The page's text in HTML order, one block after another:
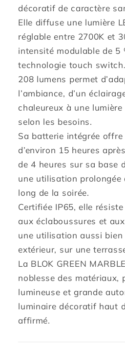
décoratif de caractère
Elle diffuse une lumière
réglable entre 2700K et
intensité modulable de 5
technologie touch
208 lumens permet
l’ambiance, d’un
chaleureux à une
selon les besoins.
Sa batterie intégrée
d’environ 15 heures
de 4 heures sur sa base
une utilisation
long de la soirée.
Certifiée IP65, elle
aux éclaboussures et
une utilisation aussi bien
extérieur, sur une
La BLOK GREEN
noblesse des matériaux,
lumineuse et grande
luminaire décoratif haut
affirmé.